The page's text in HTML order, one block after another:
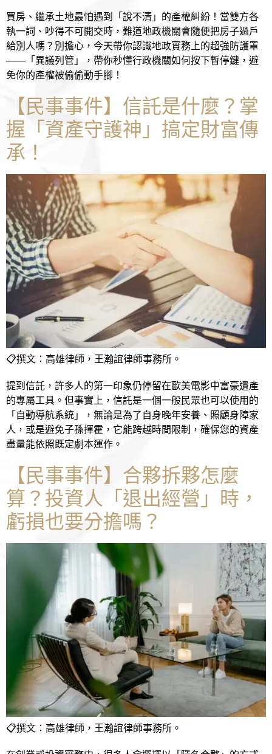
買房、繼承土地最怕遇到「說不清」的產權糾紛！當雙方各
執一詞、吵得不可開交時，難道地政機關會隨便把房子過戶
給別人嗎？別擔心，今天帶你認識地政實務上的超強防護罩
——「異議列管」，帶你秒懂行政機關如何按下暫停鍵，避
免你的產權被偷偷動手腳！
【民事事件】信託是什麼？掌
握「資產守護神」搞定財富傳
承！
📋撰文：高雄律師，王瀚誼律師事務所。
提到信託，許多人的第一印象仍停留在歐美電影中富豪遺產
的專屬工具。但事實上，信託是一個一般民眾也可以使用的
「自動導航系統」，無論是為了自身晚年安養、照顧身障家
人，或是避免子孫揮霍，它能跨越時間限制，確保您的資產
盡量能依照既定劇本運作。
【民事事件】合夥拆夥怎麼
算？投資人「退出經營」時，
虧損也要分擔嗎？
📋撰文：高雄律師，王瀚誼律師事務所。